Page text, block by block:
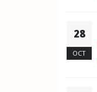
28
OCT